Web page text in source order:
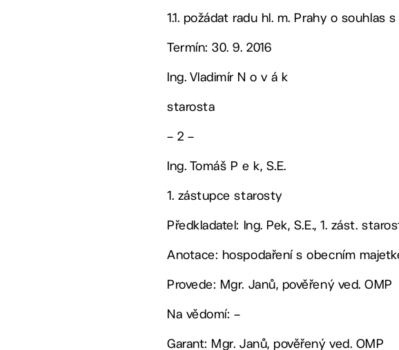
1.1. požádat radu hl. m. Prahy o souhlas
Termín: 30. 9. 2016
Ing. Vladimír N o v á k
starosta
– 2 –
Ing. Tomáš P e k, S.E.
1. zástupce starosty
Předkladatel: Ing. Pek, S.E., 1. zást.
Anotace: hospodaření s obecním
Provede: Mgr. Janů, pověřený ved. OMP
Na vědomí: –
Garant: Mgr. Janů, pověřený ved. OMP